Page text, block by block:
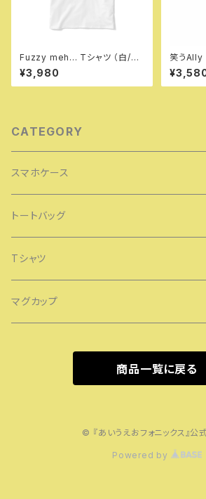
Fuzzy meh... Tシャツ （白/
黒）
¥3,980
笑うAlly
e 16)
CATEGORY
スマホケース
トートバッグ
Tシャツ
レディースTシャツ
キッズTシャツ
マグカップ
商品一覧に戻る
© 『あいうえおフォニックス』公
Powered by